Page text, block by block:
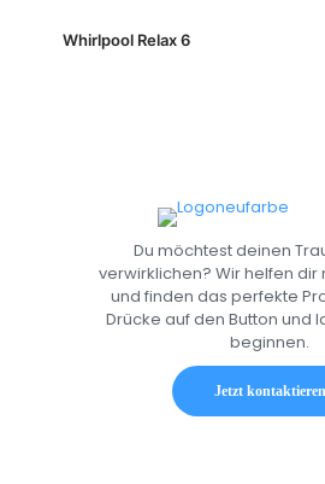
Whirlpool Relax 6
Du möchtest deinen
verwirklichen? Wir helfen dir
und finden das perfekte
Drücke auf den Button und
beginnen.
Jetzt kontaktieren